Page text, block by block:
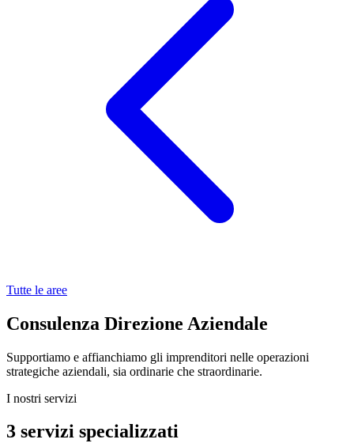
Tutte le aree
Consulenza Direzione Aziendale
Supportiamo e affianchiamo gli imprenditori nelle operazioni
strategiche aziendali, sia ordinarie che straordinarie.
I nostri servizi
3 servizi specializzati